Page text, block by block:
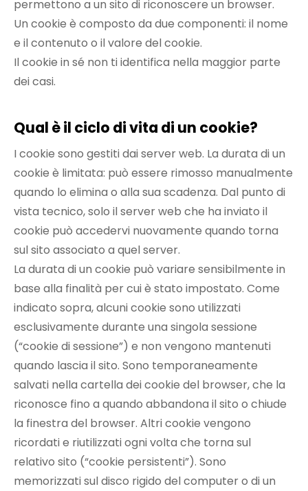
permettono a un sito di riconoscere un browser.
Un cookie è composto da due componenti: il nome
e il contenuto o il valore del cookie.
Il cookie in sé non ti identifica nella maggior parte
dei casi.
Qual è il ciclo di vita di un cookie?
I cookie sono gestiti dai server web. La durata di un
cookie è limitata: può essere rimosso manualmente
quando lo elimina o alla sua scadenza. Dal punto di
vista tecnico, solo il server web che ha inviato il
cookie può accedervi nuovamente quando torna
sul sito associato a quel server.
La durata di un cookie può variare sensibilmente in
base alla finalità per cui è stato impostato. Come
indicato sopra, alcuni cookie sono utilizzati
esclusivamente durante una singola sessione
(“cookie di sessione”) e non vengono mantenuti
quando lascia il sito. Sono temporaneamente
salvati nella cartella dei cookie del browser, che la
riconosce fino a quando abbandona il sito o chiude
la finestra del browser. Altri cookie vengono
ricordati e riutilizzati ogni volta che torna sul
relativo sito (“cookie persistenti”). Sono
memorizzati sul disco rigido del computer o di un